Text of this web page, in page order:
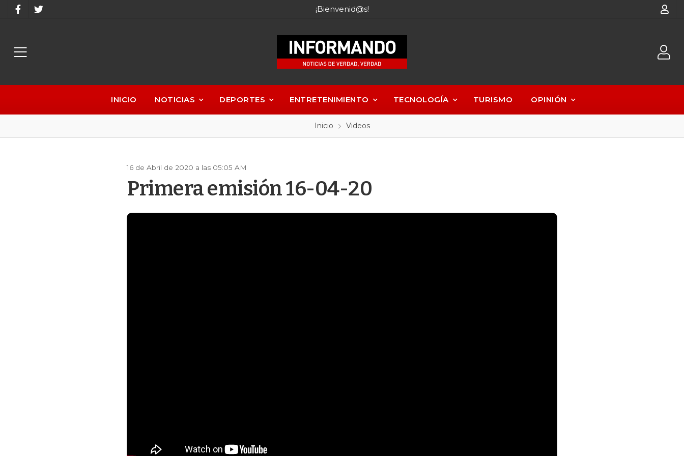
¡Bienvenid@s!
INICIO NOTICIAS DEPORTES ENTRETENIMIENTO TECNOLOGÍA TURISMO OPINIÓN
Inicio Videos
16 de Abril de 2020 a las 05:05 AM
Primera emisión 16-04-20